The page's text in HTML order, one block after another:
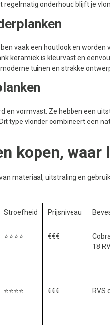
regelmatig onderhoud blijft je
vaak een houtlook en
keramiek is kleurvast en
tuinen en strakke
en vormvast. Ze hebben een
type vlonder combineert een
kopen, waar
materiaal, uitstraling en
Stroefheid Prijsniveau
⭐⭐⭐⭐ €€€
18
⭐⭐⭐⭐ €€€ RVS